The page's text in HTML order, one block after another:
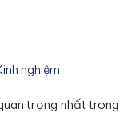
nghiệm
trọng nhất trong